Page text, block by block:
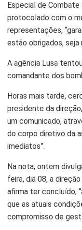
Especial de
protocolado com o
representações,
estão obrigados, seja
A agência Lusa
comandante dos
Horas mais tarde,
presidente da
um comunicado,
do corpo diretivo da
imediatos”.
Na nota, ontem
feira, dia 08, a
afirma ter concluído,
que as atuais
compromisso de